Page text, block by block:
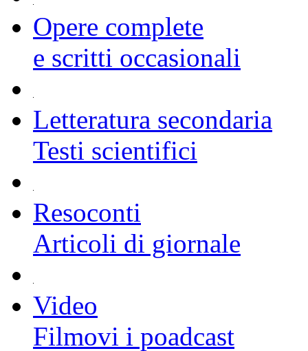
Opere complete
e scritti occasionali
Letteratura secondaria
Testi scientifici
Resoconti
Articoli di giornale
Video
Filmovi i poadcast